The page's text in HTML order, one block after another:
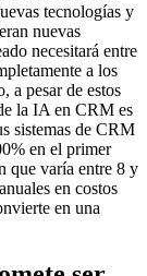
tecnologías y
nuevas
necesitará entre
a los
a pesar de estos
la IA en CRM es
sistemas de CRM
en el primer
que varía entre 8 y
en costos
en una